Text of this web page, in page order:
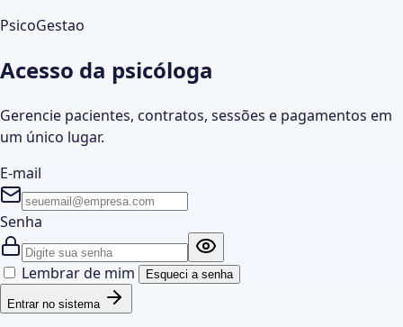
PsicoGestao
Acesso da psicóloga
Gerencie pacientes, contratos, sessões e pagamentos em
um único lugar.
E-mail
Senha
Lembrar de mim Esqueci a senha
Entrar no sistema